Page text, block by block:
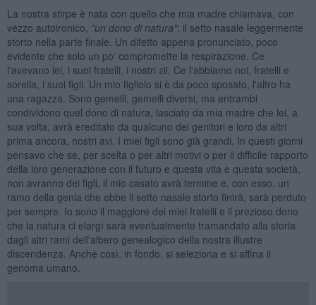
La nostra stirpe è nata con quello che mia madre chiamava, con
vezzo autoironico, "un dono di natura": il setto nasale leggermente
storto nella parte finale. Un difetto appena pronunciato, poco
evidente che solo un po' compromette la respirazione. Ce
l'avevano lei, i suoi fratelli, i nostri zii. Ce l'abbiamo noi, fratelli e
sorella, i suoi figli. Un mio figliolo si è da poco sposato, l'altro ha
una ragazza. Sono gemelli, gemelli diversi, ma entrambi
condividono quel dono di natura, lasciato da mia madre che lei, a
sua volta, avrà ereditato da qualcuno dei genitori e loro da altri
prima ancora, nostri avi. I miei figli sono già grandi. In questi giorni
pensavo che se, per scelta o per altri motivi o per il difficile rapporto
della loro generazione con il futuro e questa vita e questa società,
non avranno dei figli, il mio casato avrà termine e, con esso, un
ramo della genia che ebbe il setto nasale storto finirà, sarà perduto
per sempre. Io sono il maggiore dei miei fratelli e il prezioso dono
che la natura ci elargì sarà eventualmente tramandato alla storia
dagli altri rami dell'albero genealogico della nostra illustre
discendenza. Anche così, in fondo, si seleziona e si affina il
genoma umano.